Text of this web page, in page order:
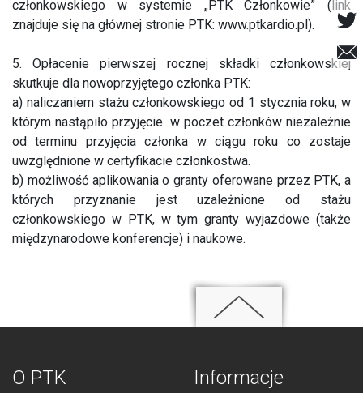
członkowskiego w systemie „PTK Członkowie” (link
znajduje się na głównej stronie PTK: www.ptkardio.pl).
5. Opłacenie pierwszej rocznej składki członkowskiej
skutkuje dla nowoprzyjętego członka PTK:
a) naliczaniem stażu członkowskiego od 1 stycznia roku, w
którym nastąpiło przyjęcie w poczet członków niezależnie
od terminu przyjęcia członka w ciągu roku co zostaje
uwzględnione w certyfikacie członkostwa.
b) możliwość aplikowania o granty oferowane przez PTK, a
których przyznanie jest uzależnione od stażu
członkowskiego w PTK, w tym granty wyjazdowe (także
międzynarodowe konferencje) i naukowe.
O PTK Informacje